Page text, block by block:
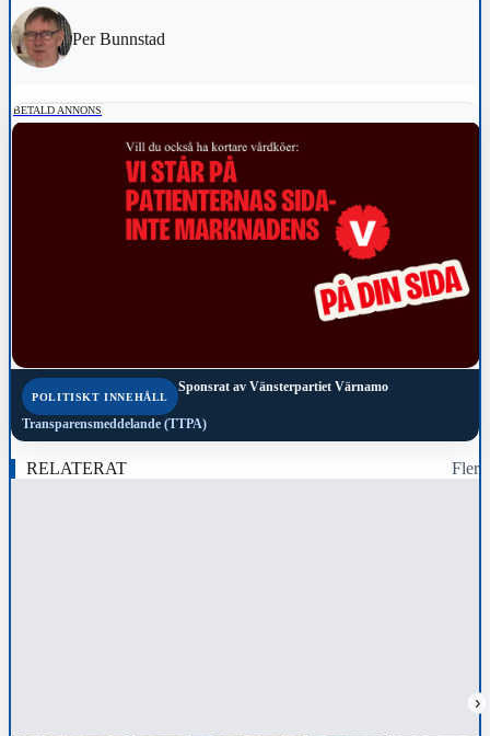
Per Bunnstad
BETALD ANNONS
POLITISKT INNEHÅLL
Sponsrat av Vänsterpartiet Värnamo
Transparensmeddelande (TTPA)
RELATERAT Fler
›